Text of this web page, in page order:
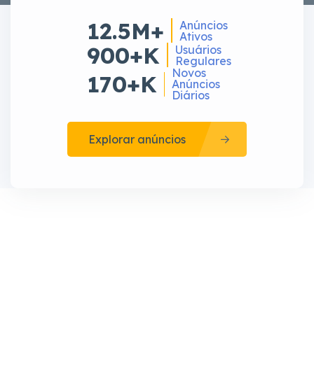
12.5M+
Anúncios
Ativos
900+K
Usuários
Regulares
170+K
Novos
Anúncios
Diários
Explorar anúncios